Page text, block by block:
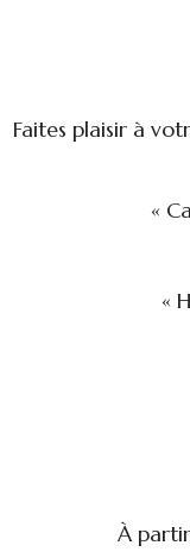
Faites plaisir à
«
«
À